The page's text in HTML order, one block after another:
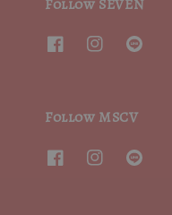
Follow SEVEN
Follow MSCV